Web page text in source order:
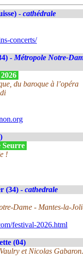
- cathédrale
concerts/
- Métropole Notre-
du baroque à l’opéra
Seurre
!
(34) - cathedrale
Dame - Mantes-la-
festival-2026.html
(04)
et Nicolas Gabaron.